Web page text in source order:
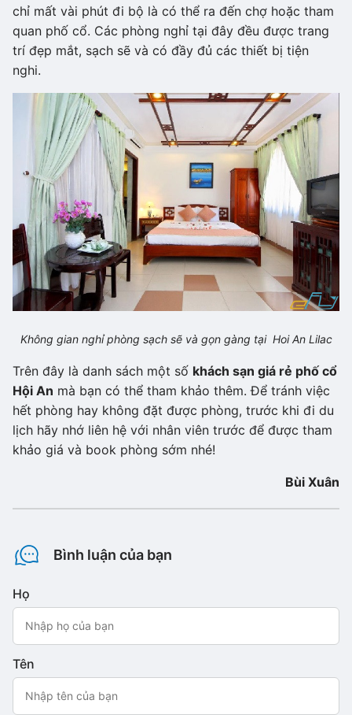
chỉ mất vài phút đi bộ là có thể ra đến chợ hoặc tham
quan phố cổ. Các phòng nghỉ tại đây đều được trang
trí đẹp mắt, sạch sẽ và có đầy đủ các thiết bị tiện
nghi.
Không gian nghỉ phòng sạch sẽ và gọn gàng tại Hoi An Lilac
Trên đây là danh sách một số khách sạn giá rẻ phố cổ
Hội An mà bạn có thể tham khảo thêm. Để tránh việc
hết phòng hay không đặt được phòng, trước khi đi du
lịch hãy nhớ liên hệ với nhân viên trước để được tham
khảo giá và book phòng sớm nhé!
Bùi Xuân
Bình luận của bạn
Họ
Tên